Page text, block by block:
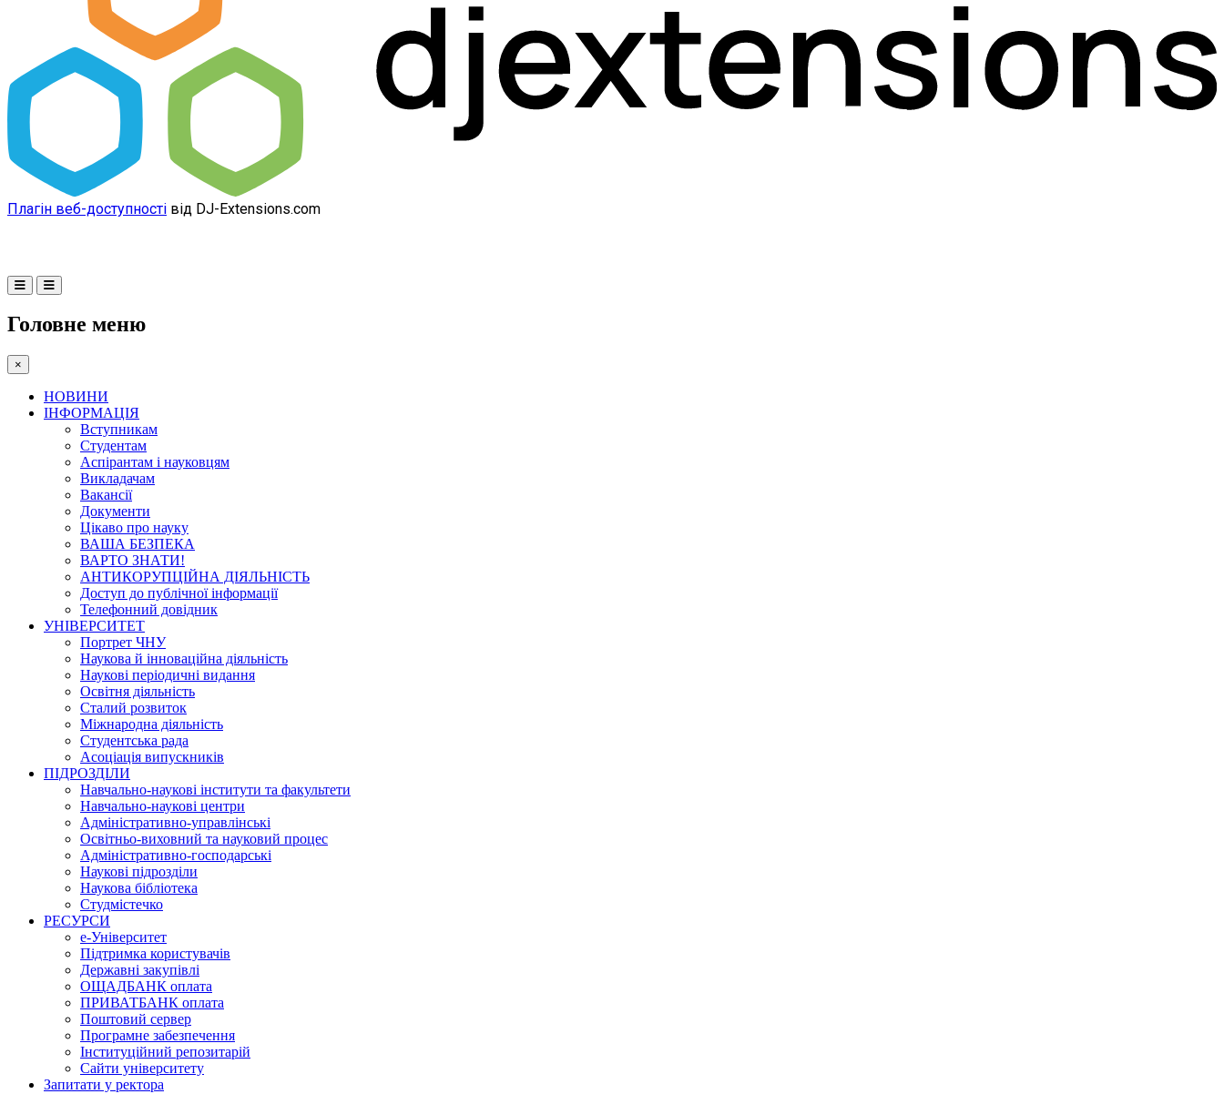
Плагін веб-доступності від DJ-Extensions.com
Головне меню
×
НОВИНИ
ІНФОРМАЦІЯ
Вступникам
Студентам
Аспірантам і науковцям
Викладачам
Вакансії
Документи
Цікаво про науку
ВАША БЕЗПЕКА
ВАРТО ЗНАТИ!
АНТИКОРУПЦІЙНА ДІЯЛЬНІСТЬ
Доступ до публічної інформації
Телефонний довідник
УНІВЕРСИТЕТ
Портрет ЧНУ
Наукова й інноваційна діяльність
Наукові періодичні видання
Освітня діяльність
Сталий розвиток
Міжнародна діяльність
Студентська рада
Асоціація випускників
ПІДРОЗДІЛИ
Навчально-наукові інститути та факультети
Навчально-наукові центри
Адміністративно-управлінські
Освітньо-виховний та науковий процес
Адміністративно-господарські
Наукові підрозділи
Наукова бібліотека
Студмістечко
РЕСУРСИ
е-Університет
Підтримка користувачів
Державні закупівлі
ОЩАДБАНК оплата
ПРИВАТБАНК оплата
Поштовий сервер
Програмне забезпечення
Інституційний репозитарій
Сайти університету
Запитати у ректора